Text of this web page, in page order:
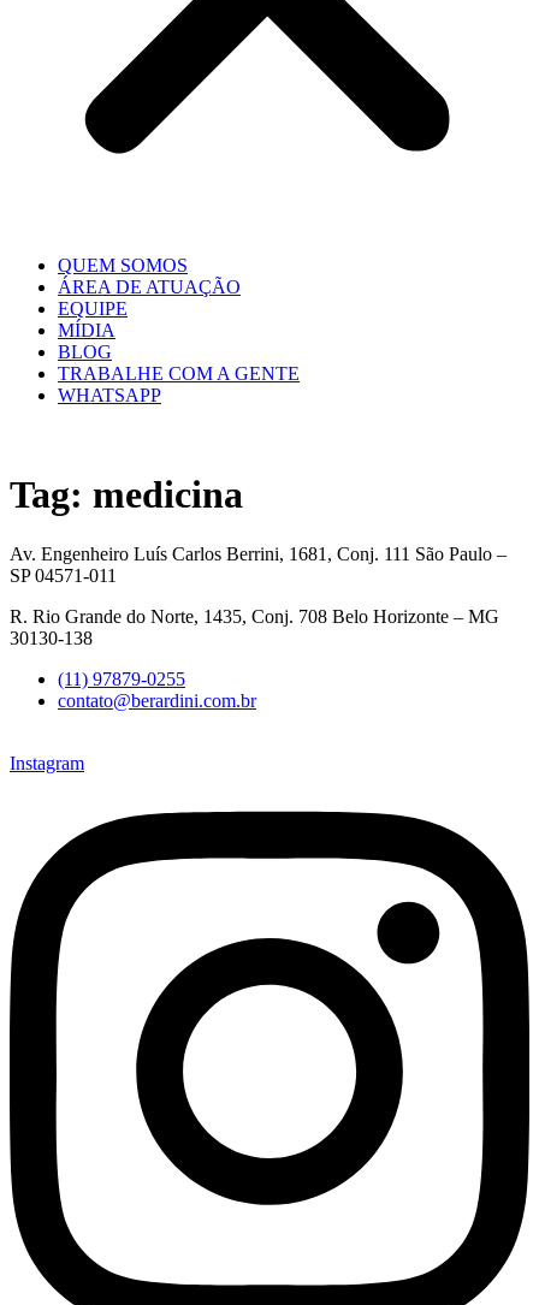
QUEM SOMOS
ÁREA DE ATUAÇÃO
EQUIPE
MÍDIA
BLOG
TRABALHE COM A GENTE
WHATSAPP
Tag: medicina
Av. Engenheiro Luís Carlos Berrini, 1681, Conj. 111 São Paulo –
SP 04571-011
R. Rio Grande do Norte, 1435, Conj. 708 Belo Horizonte – MG
30130-138
(11) 97879-0255
contato@berardini.com.br
Instagram